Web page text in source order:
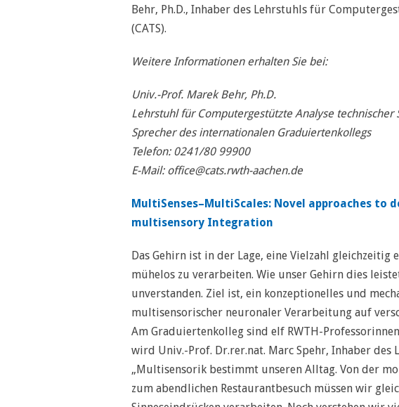
Behr, Ph.D., Inhaber des Lehrstuhls für
(CATS).
Weitere Informationen erhalten Sie bei:
Univ.-Prof. Marek Behr, Ph.D.
Lehrstuhl für Computergestützte Analyse technischer
Sprecher des internationalen Graduiertenkollegs
Telefon: 0241/80 99900
E-Mail: office@cats.rwth-aachen.de
MultiSenses–MultiScales: Novel approaches to
multisensory Integration
Das Gehirn ist in der Lage, eine Vielzahl
mühelos zu verarbeiten. Wie unser Gehirn dies
unverstanden. Ziel ist, ein konzeptionelles und
multisensorischer neuronaler Verarbeitung auf
Am Graduiertenkolleg sind elf RWTH-
wird Univ.-Prof. Dr.rer.nat. Marc Spehr, Inhaber des
„Multisensorik bestimmt unseren Alltag. Von der
zum abendlichen Restaurantbesuch müssen wir